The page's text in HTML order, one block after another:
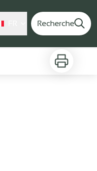
Recherche
Imprimer